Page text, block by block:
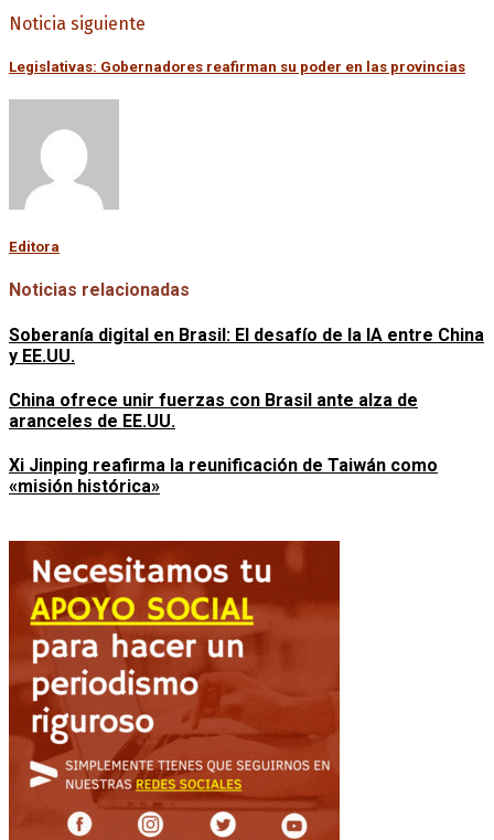
Noticia siguiente
Legislativas: Gobernadores reafirman su poder en las provincias
Editora
Noticias relacionadas
Soberanía digital en Brasil: El desafío de la IA entre China
y EE.UU.
China ofrece unir fuerzas con Brasil ante alza de
aranceles de EE.UU.
Xi Jinping reafirma la reunificación de Taiwán como
«misión histórica»